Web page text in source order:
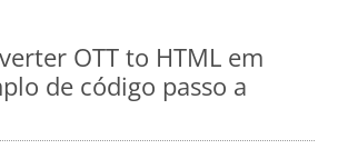
OTT to HTML em
de código passo a